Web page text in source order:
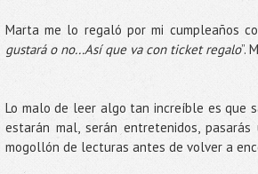
Marta me lo regaló por mi cumpleaños
gustará o no...Así que va con ticket regalo”.
Lo malo de leer algo tan increíble es que
estarán mal, serán entretenidos,
mogollón de lecturas antes de volver a